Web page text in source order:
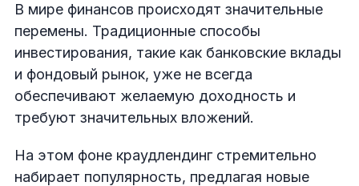
В мире финансов происходят значительные
перемены. Традиционные способы
инвестирования, такие как банковские вклады
и фондовый рынок, уже не всегда
обеспечивают желаемую доходность и
требуют значительных вложений.
На этом фоне краудлендинг стремительно
набирает популярность, предлагая новые